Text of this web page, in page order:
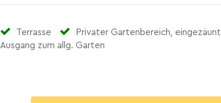
Terrasse Privater Gartenbereich, eingezäunt
Ausgang zum allg. Garten